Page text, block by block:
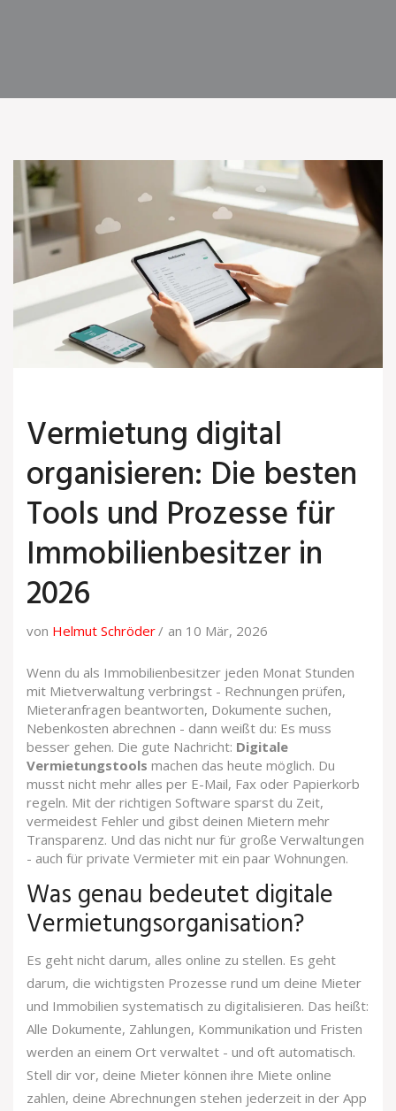
Vermietung digital
organisieren: Die besten
Tools und Prozesse für
Immobilienbesitzer in
2026
von Helmut Schröder an 10 Mär, 2026
Wenn du als Immobilienbesitzer jeden Monat Stunden
mit Mietverwaltung verbringst - Rechnungen prüfen,
Mieteranfragen beantworten, Dokumente suchen,
Nebenkosten abrechnen - dann weißt du: Es muss
besser gehen. Die gute Nachricht: Digitale
Vermietungstools machen das heute möglich. Du
musst nicht mehr alles per E-Mail, Fax oder Papierkorb
regeln. Mit der richtigen Software sparst du Zeit,
vermeidest Fehler und gibst deinen Mietern mehr
Transparenz. Und das nicht nur für große Verwaltungen
- auch für private Vermieter mit ein paar Wohnungen.
Was genau bedeutet digitale
Vermietungsorganisation?
Es geht nicht darum, alles online zu stellen. Es geht
darum, die wichtigsten Prozesse rund um deine Mieter
und Immobilien systematisch zu digitalisieren. Das heißt:
Alle Dokumente, Zahlungen, Kommunikation und Fristen
werden an einem Ort verwaltet - und oft automatisch.
Stell dir vor, deine Mieter können ihre Miete online
zahlen, deine Abrechnungen stehen jederzeit in der App